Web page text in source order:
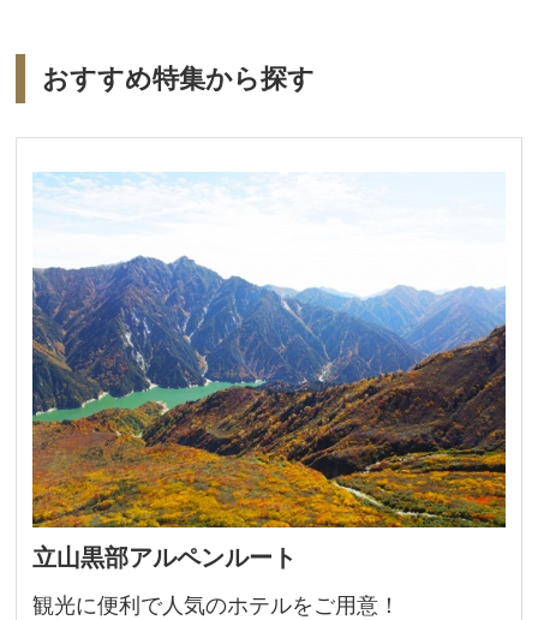
おすすめ特集から探す
立山黒部アルペンルート
観光に便利で人気のホテルをご用意！